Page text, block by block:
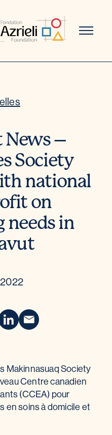
–
Society
national
on
needs in
Makinnasuaq Society
Centre canadien
(CCEA) pour
en soins à domicile et